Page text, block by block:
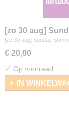
[zo 30 aug]
Riftbound
[zo 30 aug] Sunday
€ 20,00
✓ Op voorraad
IN